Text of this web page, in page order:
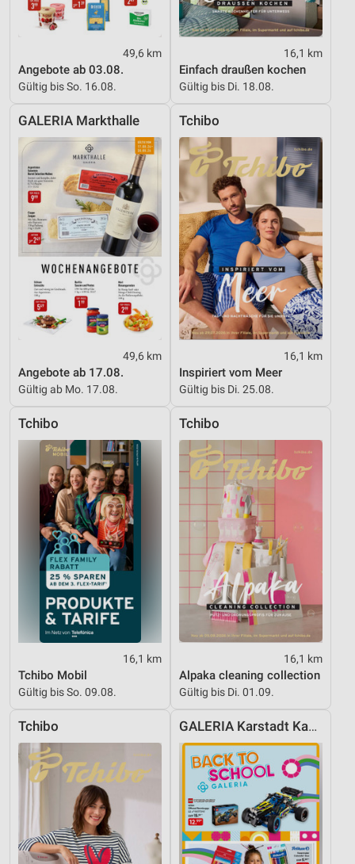
49,6 km
Angebote ab 03.08.
Gültig bis So. 16.08.
16,1 km
Einfach draußen kochen
Gültig bis Di. 18.08.
GALERIA Markthalle
49,6 km
Angebote ab 17.08.
Gültig ab Mo. 17.08.
Tchibo
16,1 km
Inspiriert vom Meer
Gültig bis Di. 25.08.
Tchibo
16,1 km
Tchibo Mobil
Gültig bis So. 09.08.
Tchibo
16,1 km
Alpaka cleaning collection
Gültig bis Di. 01.09.
Tchibo GALERIA Karstadt Kaufhof
IAB-Besonderheiten:
Verwendung genauer Standortdaten
Geräte anhand von aktiv angeforderten
Informationen identifizieren
Notwendig
Performance
Funktional
Werbung